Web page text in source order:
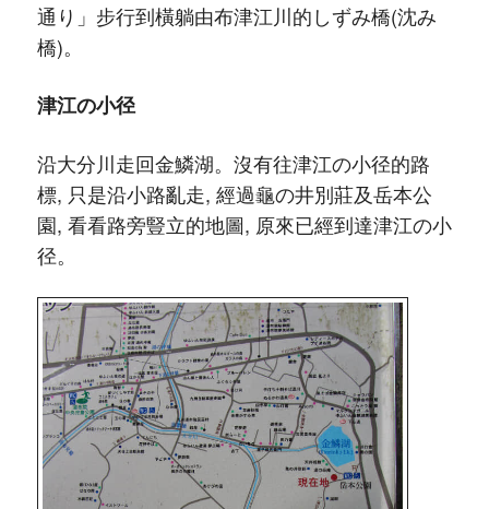
通り」步行到橫躺由布津江川的しずみ橋(沈み
橋)。
津江の小径
沿大分川走回金鱗湖。沒有往津江の小径的路
標, 只是沿小路亂走, 經過龜の井別莊及岳本公
園, 看看路旁豎立的地圖, 原來已經到達津江の小
径。